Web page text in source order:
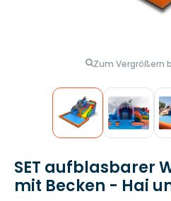
Zum Vergrößern
SET aufblasbarer
mit Becken - Hai